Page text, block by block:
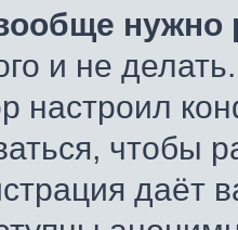
нужно
и не
настроил
чтобы
даёт